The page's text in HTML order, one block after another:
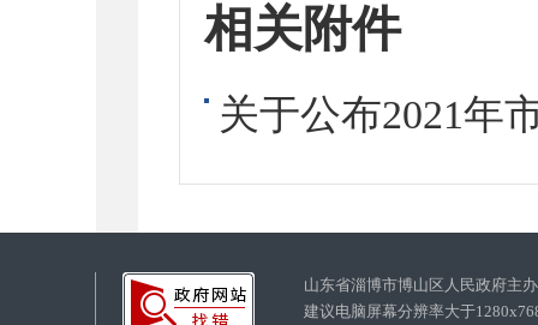
相关附件
关于公布2021年
山东省淄博市博山区人民政府
建议电脑屏幕分辨率大于